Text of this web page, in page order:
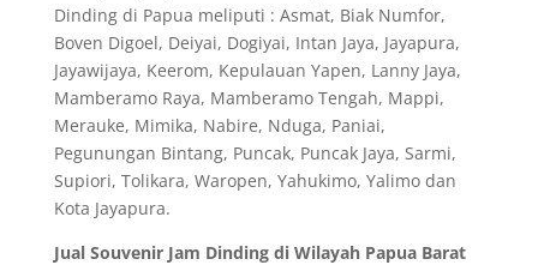
Dinding di Papua meliputi : Asmat, Biak Numfor,
Boven Digoel, Deiyai, Dogiyai, Intan Jaya, Jayapura,
Jayawijaya, Keerom, Kepulauan Yapen, Lanny Jaya,
Mamberamo Raya, Mamberamo Tengah, Mappi,
Merauke, Mimika, Nabire, Nduga, Paniai,
Pegunungan Bintang, Puncak, Puncak Jaya, Sarmi,
Supiori, Tolikara, Waropen, Yahukimo, Yalimo dan
Kota Jayapura.
Jual Souvenir Jam Dinding di Wilayah Papua Barat